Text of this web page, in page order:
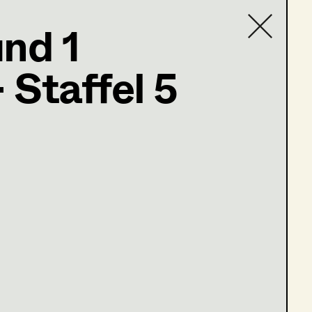
5; Nikolsdorfergasse 27-
1
Staffel 5